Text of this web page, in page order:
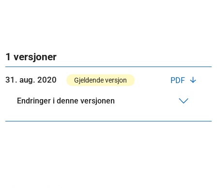
1 versjoner
PDF
31. aug. 2020 Gjeldende versjon
Endringer i denne versjonen